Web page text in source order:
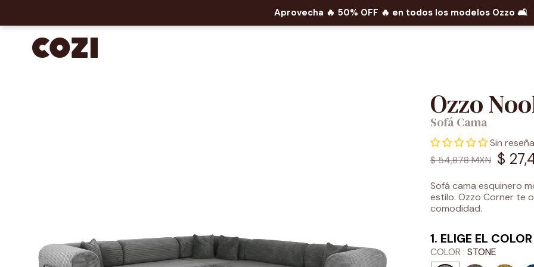
Aprovecha 🔥​ 50% OFF 🔥​ en todos los modelos Ozzo 🛋️​
AL CONTENIDO
Ozzo
Sofá Cama
Sin
Precio
oferta
$
Precio
$ 54,878 MXN
Sofá cama esquinero
estilo. Ozzo Corner te
comodidad.
1. ELIGE EL COLOR
COLOR : STONE